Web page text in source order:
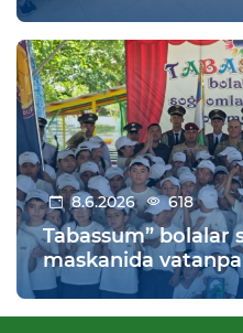
8.6.2026 618
Tabassum” bolalar
maskanida
o‘tdi